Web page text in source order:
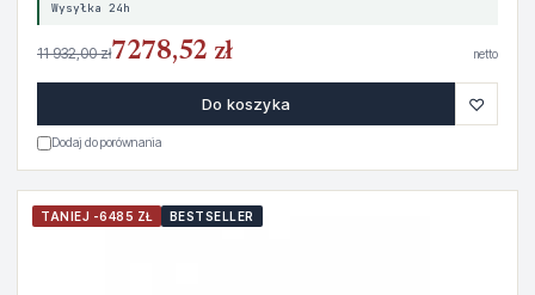
Wysyłka 24h
11 932,00 zł7278,52 zł netto
Do koszyka ♡
Dodaj do porównania
TANIEJ -6485 ZŁ BESTSELLER